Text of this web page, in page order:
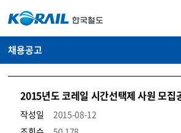
채용공고
2015년도 코레일 시간선택제 사원 모집
작성일
2015-08-12